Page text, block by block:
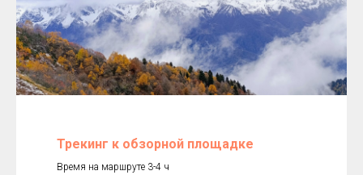
Трекинг к обзорной площадке
Время на маршруте 3-4 ч